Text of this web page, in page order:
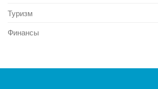
Туризм
Финансы